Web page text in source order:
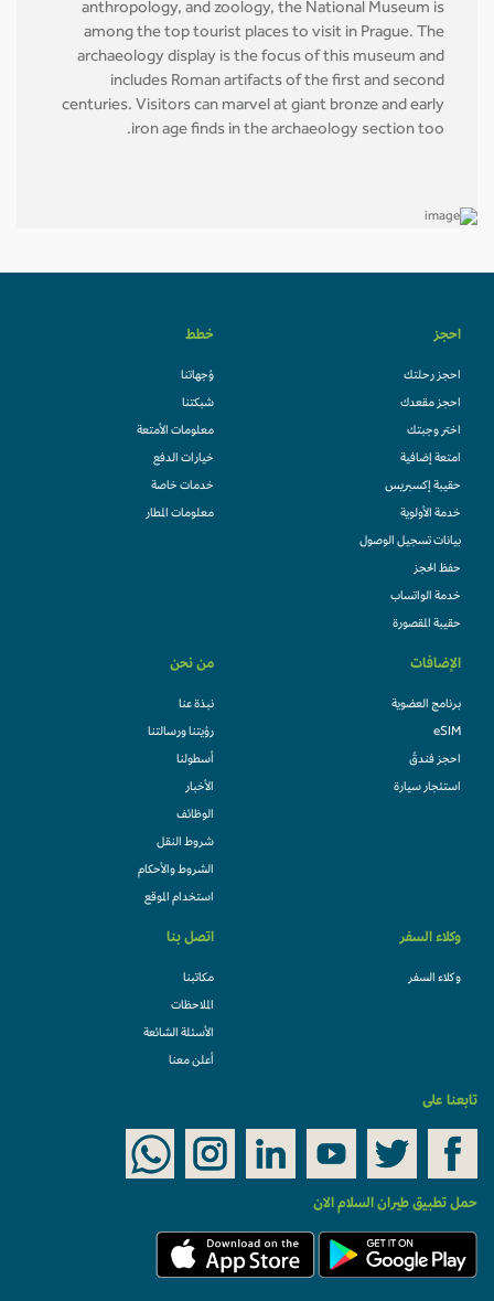
anthropology, and zoology, the National Museum is
among the top tourist places to visit in Prague. The
archaeology display is the focus of this museum and
includes Roman artifacts of the first and second
centuries. Visitors can marvel at giant bronze and early
iron age finds in the archaeology section too.
احجز
احجز رحلتك
احجز مقعدك
اختر وجبتك
امتعة إضافية
حقيبة إكسبريس
خدمة الأولوية
بيانات تسجيل الوصول
حفظ الحجز
خدمة الواتساب
حقيبة المقصورة
خطط
وُجهاتنا
شبكتنا
معلومات الأمتعة
خيارات الدفع
خدمات خاصة
معلومات المطار
الإضافات
برنامج العضوية
eSIM
احجز فندقً
استئجار سيارة
من نحن
نبذة عنا
رؤيتنا ورسالتنا
أسطولنا
الأخبار
الوظائف
شروط النقل
الشروط والأحكام
استخدام الموقع
وكلاء السفر
وكلاء السفر
اتصل بنا
مكاتبنا
الملاحظات
الأسئلة الشائعة
أعلن معنا
تابعنا على
حمل تطبيق طيران السلام الان